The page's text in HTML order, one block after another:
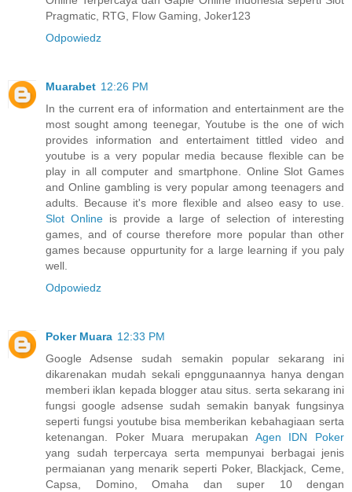
Pragmatic, RTG, Flow Gaming, Joker123
Odpowiedz
Muarabet 12:26 PM
In the current era of information and entertainment are the
most sought among teenegar, Youtube is the one of wich
provides information and entertaiment tittled video and
youtube is a very popular media because flexible can be
play in all computer and smartphone. Online Slot Games
and Online gambling is very popular among teenagers and
adults. Because it's more flexible and alseo easy to use.
Slot Online is provide a large of selection of interesting
games, and of course therefore more popular than other
games because oppurtunity for a large learning if you paly
well.
Odpowiedz
Poker Muara 12:33 PM
Google Adsense sudah semakin popular sekarang ini
dikarenakan mudah sekali epnggunaannya hanya dengan
memberi iklan kepada blogger atau situs. serta sekarang ini
fungsi google adsense sudah semakin banyak fungsinya
seperti fungsi youtube bisa memberikan kebahagiaan serta
ketenangan. Poker Muara merupakan Agen IDN Poker
yang sudah terpercaya serta mempunyai berbagai jenis
permaianan yang menarik seperti Poker, Blackjack, Ceme,
Capsa, Domino, Omaha dan super 10 dengan